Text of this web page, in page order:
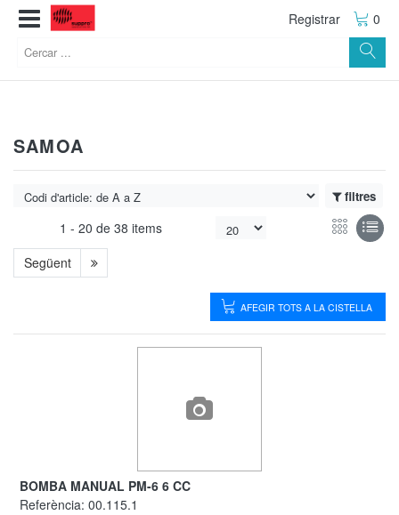
Registrar 0
SAMOA
filtres
1 - 20 de 38 items
Següent
AFEGIR TOTS A LA CISTELLA
BOMBA MANUAL PM-6 6 CC
Referència: 00.115.1